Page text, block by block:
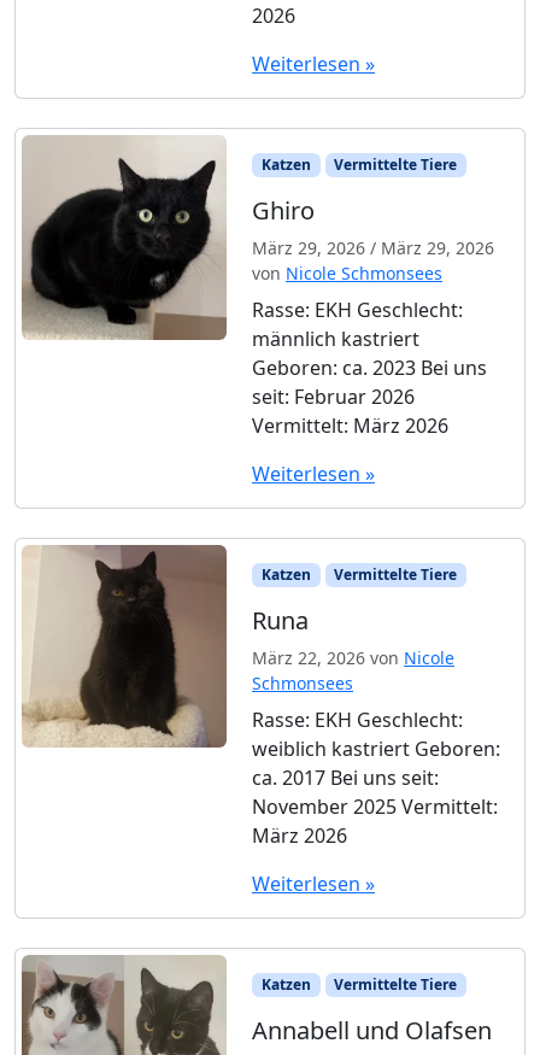
2026
Weiterlesen »
Katzen Vermittelte Tiere
Ghiro
März 29, 2026 / März 29, 2026
von Nicole Schmonsees
Rasse: EKH Geschlecht:
männlich kastriert
Geboren: ca. 2023 Bei uns
seit: Februar 2026
Vermittelt: März 2026
Weiterlesen »
Katzen Vermittelte Tiere
Runa
März 22, 2026 von Nicole
Schmonsees
Rasse: EKH Geschlecht:
weiblich kastriert Geboren:
ca. 2017 Bei uns seit:
November 2025 Vermittelt:
März 2026
Weiterlesen »
Katzen Vermittelte Tiere
Annabell und Olafsen